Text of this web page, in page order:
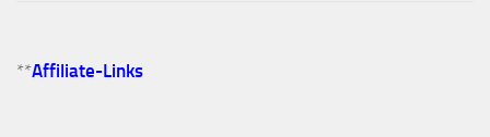
**Affiliate-Links